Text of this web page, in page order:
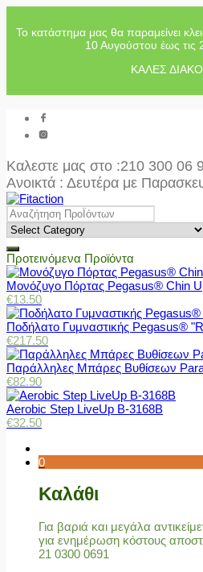
Το κατάστημα μας θα παραμείνει
10 Αυγούστου έως τις
ΚΑΛΕΣ
Καλεστε μας στο :210 300 06
Ανοικτά : Δευτέρα με
Προτεινόμενα Προϊόντα
Μονόζυγο Πόρτας Pegasus® Chin
€13.50
Ποδήλατο Γυμναστικής Pegasus®
€217.50
Παράλληλες Μπάρες Βυθίσεων
€82.90
Aerobic Step LiveUp B-3168B
€32.50
0
Καλάθι
Για βαριά και μεγάλα
για ενημέρωση κόστους
21 0300 0691